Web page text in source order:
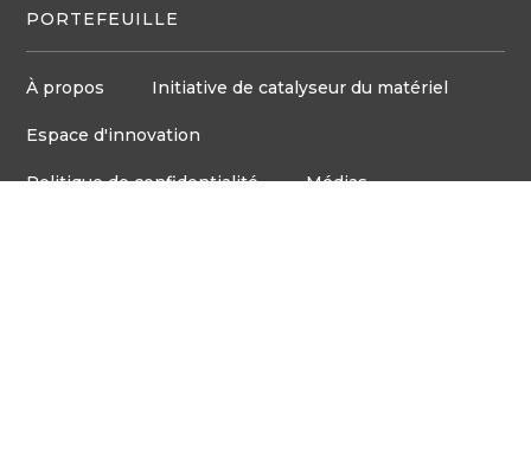
PORTEFEUILLE
À propos Initiative de catalyseur du matériel
Espace d'innovation
Politique de confidentialité Médias